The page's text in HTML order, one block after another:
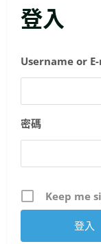
登入
Username or
密碼
Keep me
4